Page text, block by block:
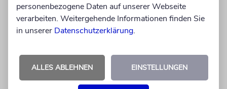
verkehrt, doch niemals trivial, niemals
belanglos, immer unvergesslich. Selbst ihre
Irrtümer waren bedeutender als die
personenbezogene Daten auf unserer Webseite
verarbeiten. Weitergehende Informationen finden Sie
in unserer Datenschutzerklärung.
ALLES ABLEHNEN EINSTELLUNGEN